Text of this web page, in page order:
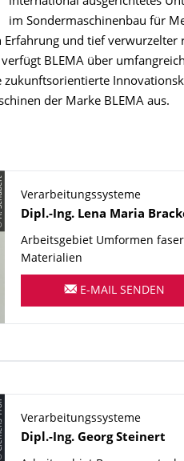
im Sondermaschinenbau für
und tief verwurzelter
BLEMA über
zukunftsorientierte
der Marke BLEMA aus.
Verarbeitungssysteme
Name
Dipl.-Ing. Lena Maria
Arbeitsgebiet Umformen
Materialien
E-MAIL SENDEN
Verarbeitungssysteme
Name
Dipl.-Ing. Georg Steinert